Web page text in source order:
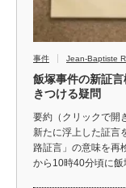
事件 Jean-Baptiste
飯塚事件の新証
きつける疑問
要約（クリックで開
新たに浮上した証言
路証言」の意味を再
から10時40分頃に飯